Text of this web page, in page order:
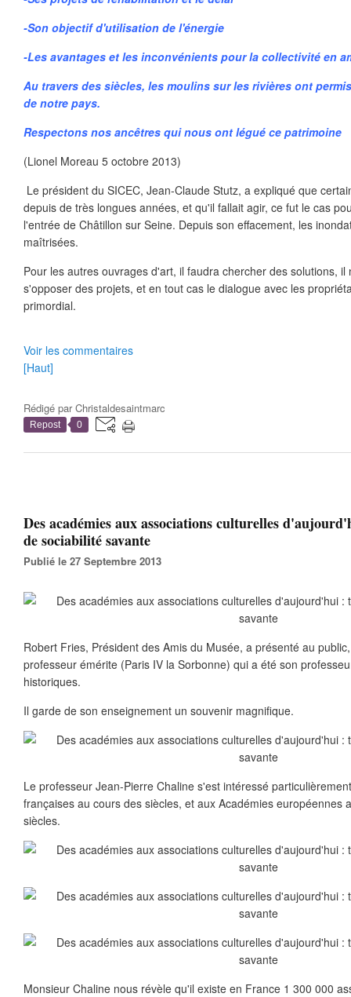
-Son objectif d'utilisation de l'énergie
-Les avantages et les inconvénients pour la collectivité en
Au travers des siècles, les moulins sur les rivières ont
de notre pays.
Respectons nos ancêtres qui nous ont légué ce patrimoine
(Lionel Moreau 5 octobre 2013)
Le président du SICEC, Jean-Claude Stutz, a expliqué que
depuis de très longues années, et qu'il fallait agir, ce fut le cas
l'entrée de Châtillon sur Seine. Depuis son effacement, les
maîtrisées.
Pour les autres ouvrages d'art, il faudra chercher des solutions,
s'opposer des projets, et en tout cas le dialogue avec les
primordial.
Voir les commentaires
[Haut]
Rédigé parChristaldesaintmarc
Repost 0
Des académies aux associations culturelles
de sociabilité savante
Publié le 27 Septembre 2013
Robert Fries, Président des Amis du Musée, a présenté au
professeur émérite (Paris IV la Sorbonne) qui a été son
historiques.
Il garde de son enseignement un souvenir magnifique.
Le professeur Jean-Pierre Chaline s'est intéressé
françaises au cours des siècles, et aux Académies européennes
siècles.
Monsieur Chaline nous révèle qu'il existe en France 1 300 000